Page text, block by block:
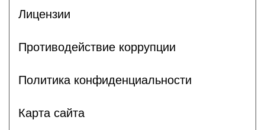
Лицензии
Противодействие коррупции
Политика конфиденциальности
Карта сайта